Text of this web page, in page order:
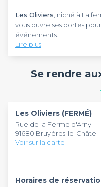
Les Oliviers , niché à La
vous ouvre ses portes
événements.
Les Oliviers est une
pierres et de charpentes
pouvez louer uniquement
choix du traiteur est libre,
également d'une cuisine si
Lire plus
Se rendre
Les Oliviers (FERMÉ)
Rue de la Ferme d'Arny
91680 Bruyères-le-Châtel
Voir sur la carte
Horaires de